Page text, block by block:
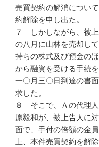
売買契約の解消につい
約解除を申し出た。
７ しかしながら、被
の八月に山林を売却し
持ちの株式及び預金の
から融資を受ける手続
一〇月三〇日到達の書
求した。
８ そこで、Ａの代理
原毅和が、被上告人に
面で、手付の倍額の金
上、本件売買契約を解